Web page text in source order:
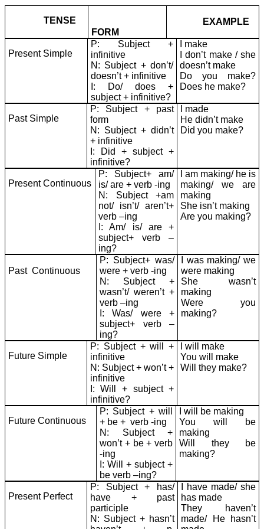
TENSE
FORM
EXAMPLE
Present Simple
P: Subject +
infinitive
N: Subject + don’t/
doesn’t + infinitive
I: Do/ does +
subject + infinitive?
I make
I don’t make / she
doesn’t make
Do you make?
Does he make?
Past Simple
P: Subject + past
form
N: Subject + didn’t
+ infinitive
I: Did + subject +
infinitive?
I made
He didn’t make
Did you make?
Present Continuous
P: Subject+ am/
is/ are + verb -ing
N: Subject +am
not/ isn’t/ aren’t+
verb –ing
I: Am/ is/ are +
subject+ verb –
ing?
I am making/ he is
making/ we are
making
She isn’t making
Are you making?
Past Continuous
P: Subject+ was/
were + verb -ing
N: Subject +
wasn’t/ weren’t +
verb –ing
I: Was/ were +
subject+ verb –
ing?
I was making/ we
were making
She wasn’t
making
Were you
making?
Future Simple
P: Subject + will +
infinitive
N: Subject + won’t +
infinitive
I: Will + subject +
infinitive?
I will make
You will make
Will they make?
Future Continuous
P: Subject + will
+ be + verb -ing
N: Subject +
won’t + be + verb
-ing
I: Will + subject +
be verb –ing?
I will be making
You will be
making
Will they be
making?
Present Perfect
P: Subject + has/
have + past
participle
N: Subject + hasn’t
I have made/ she
has made
They haven’t
made/ He hasn’t